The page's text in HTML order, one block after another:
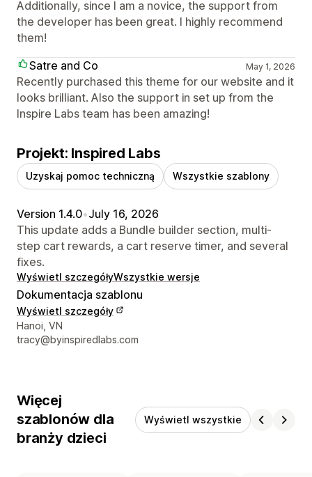
Additionally, since I am a novice, the support from
the developer has been great. I highly recommend
them!
Satre and Co
May 1, 2026
Recently purchased this theme for our website and it
looks brilliant. Also the support in set up from the
Inspire Labs team has been amazing!
Projekt: Inspired Labs
Uzyskaj pomoc techniczną Wszystkie szablony
Version 1.4.0•July 16, 2026
This update adds a Bundle builder section, multi-
step cart rewards, a cart reserve timer, and several
fixes.
Wyświetl szczegółyWszystkie wersje
Dokumentacja szablonu
Wyświetl szczegóły
Dane kontaktowe projektanta
Hanoi, VN
tracy@byinspiredlabs.com
Więcej
szablonów dla
branży dzieci
Wyświetl wszystkie